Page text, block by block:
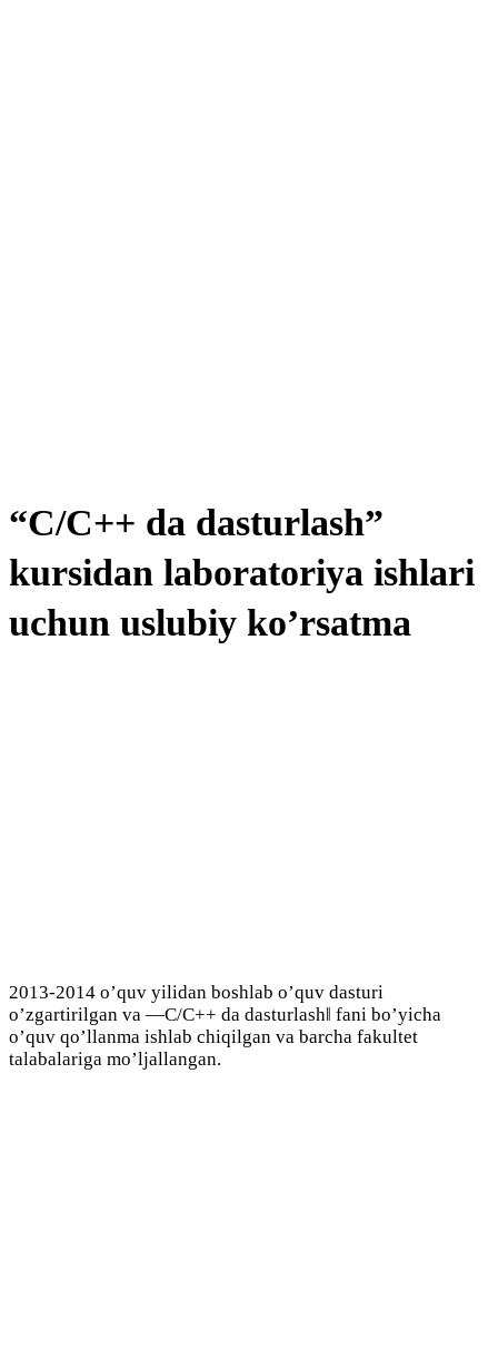
“C/C++ da dasturlash”
kursidan laboratoriya ishlari
uchun uslubiy ko’rsatma
2013-2014 o’quv yilidan boshlab o’quv dasturi
o’zgartirilgan va ―C/C++ da dasturlash‖ fani bo’yicha
o’quv qo’llanma ishlab chiqilgan va barcha fakultet
talabalariga mo’ljallangan.